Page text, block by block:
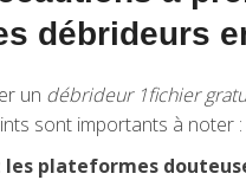
débrideurs
un débrideur 1fichier
sont importants à noter :
les plateformes